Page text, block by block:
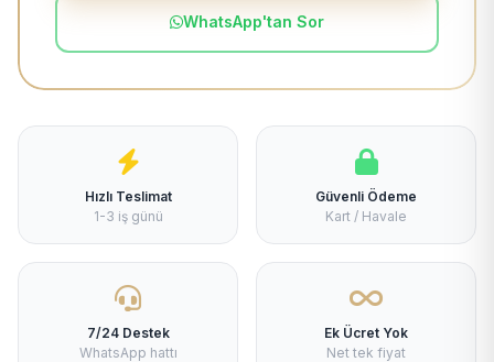
WhatsApp'tan Sor
Hızlı Teslimat
1-3 iş günü
Güvenli Ödeme
Kart / Havale
7/24 Destek
WhatsApp hattı
Ek Ücret Yok
Net tek fiyat